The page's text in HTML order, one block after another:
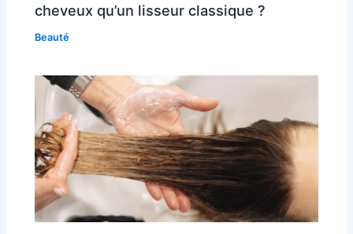
cheveux qu’un lisseur classique ?
Beauté